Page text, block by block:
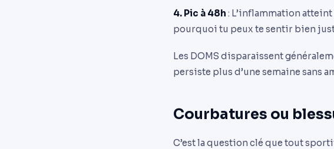
4. Pic à 48h : L’inflammation
pourquoi tu peux te sentir bien
Les DOMS disparaissent
persiste plus d’une semaine sans
Courbatures ou
C’est la question clé que tout